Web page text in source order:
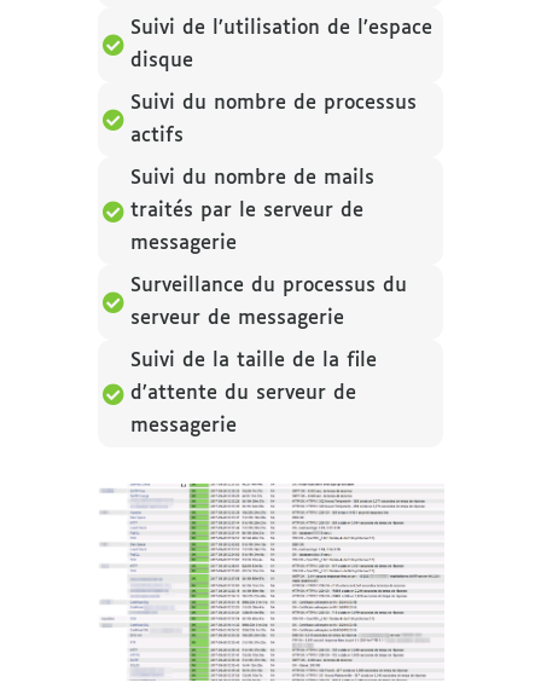

Suivi de l’utilisation de l’espace
disque

Suivi du nombre de processus
actifs

Suivi du nombre de mails
traités par le serveur de
messagerie

Surveillance du processus du
serveur de messagerie

Suivi de la taille de la file
d’attente du serveur de
messagerie